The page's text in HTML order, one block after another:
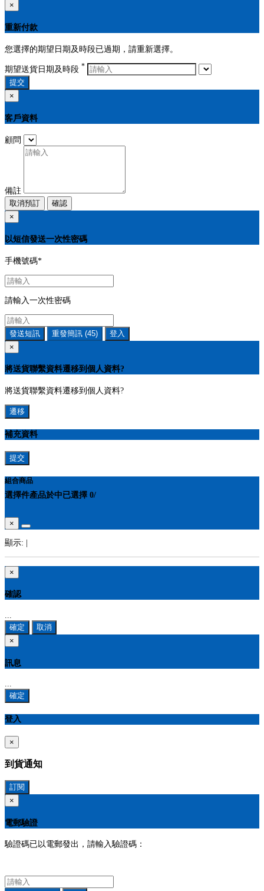
×
重新付款
您選擇的期望日期及時段已過期，請重新選擇。
期望送貨日期及時段 *
提交
×
客戶資料
顧問
備註
取消預訂
確認
×
以短信發送一次性密碼
手機號碼*
請輸入一次性密碼
發送短訊 重發簡訊 (45)
登入
×
將送貨聯繫資料遷移到個人資料?
將送貨聯繫資料遷移到個人資料?
遷移
補充資料
提交
組合商品
選擇件產品於中已選擇 0/
×
顯示:
×
確認
...
確定
取消
×
訊息
...
確定
登入
×
到貨通知
訂閱
×
電郵驗證
驗證碼已以電郵發出，請輸入驗證碼：